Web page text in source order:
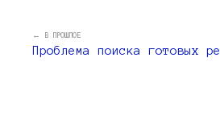
← В ПРОШЛОЕ
Проблема поиска готовых